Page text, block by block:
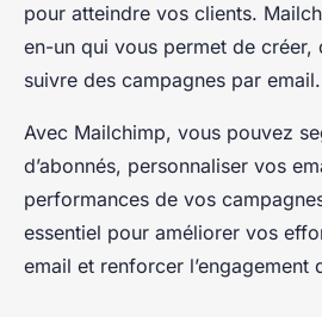
pour atteindre vos clients.
en-un qui vous permet de créer,
suivre des campagnes par email.
Avec Mailchimp, vous pouvez
d’abonnés, personnaliser vos
performances de vos
essentiel pour améliorer vos
email et renforcer l’engagement